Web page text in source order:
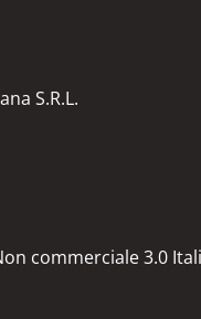
S.R.L.
commerciale 3.0